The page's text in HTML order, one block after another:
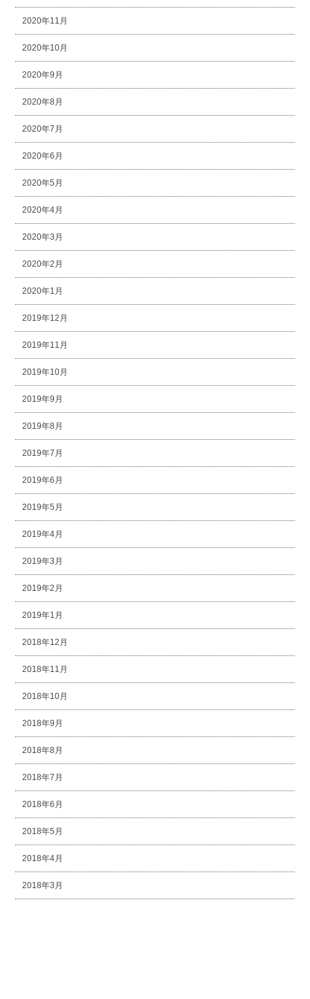
2020年11月
2020年10月
2020年9月
2020年8月
2020年7月
2020年6月
2020年5月
2020年4月
2020年3月
2020年2月
2020年1月
2019年12月
2019年11月
2019年10月
2019年9月
2019年8月
2019年7月
2019年6月
2019年5月
2019年4月
2019年3月
2019年2月
2019年1月
2018年12月
2018年11月
2018年10月
2018年9月
2018年8月
2018年7月
2018年6月
2018年5月
2018年4月
2018年3月